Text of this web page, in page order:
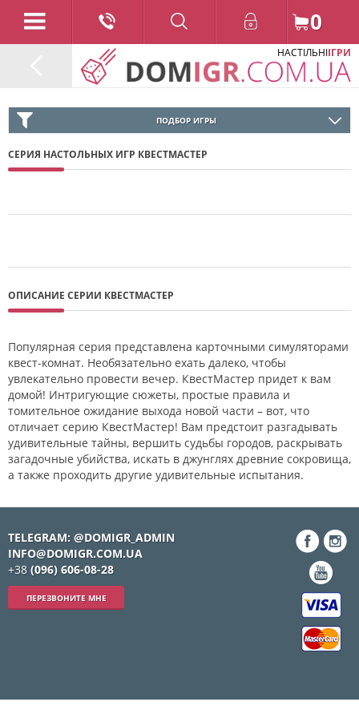
0
НАСТІЛЬНІІГРИ
ПОДБОР ИГРЫ
СЕРИЯ НАСТОЛЬНЫХ ИГР КВЕСТМАСТЕР
ОПИСАНИЕ СЕРИИ КВЕСТМАСТЕР
Популярная серия представлена карточными симуляторами
квест-комнат. Необязательно ехать далеко, чтобы
увлекательно провести вечер. КвестМастер придет к вам
домой! Интригующие сюжеты, простые правила и
томительное ожидание выхода новой части – вот, что
отличает серию КвестМастер! Вам предстоит разгадывать
удивительные тайны, вершить судьбы городов, раскрывать
загадочные убийства, искать в джунглях древние сокровища,
а также проходить другие удивительные испытания.
TELEGRAM: @DOMIGR_ADMIN
INFO@DOMIGR.COM.UA
+38 (096) 606-08-28
ПЕРЕЗВОНИТЕ МНЕ